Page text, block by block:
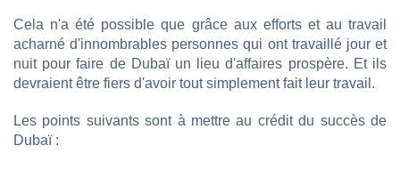
Cela n'a été possible que grâce aux efforts et au travail
acharné d'innombrables personnes qui ont travaillé jour et
nuit pour faire de Dubaï un lieu d'affaires prospère. Et ils
devraient être fiers d'avoir tout simplement fait leur travail.
Les points suivants sont à mettre au crédit du succès de
Dubaï :